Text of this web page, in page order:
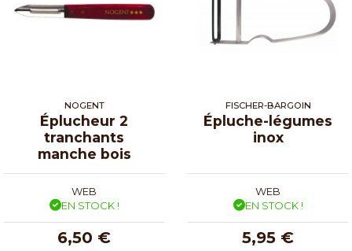
NOGENT
Éplucheur 2
tranchants
manche bois
WEB
EN STOCK !
6,50 €
FISCHER-BARGOIN
Épluche-légumes
inox
WEB
EN STOCK !
5,95 €